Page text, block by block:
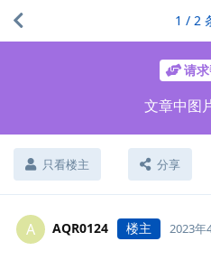
请
文章中图
只看楼主 分享
1 / 2
A AQR0124 楼主 2023年